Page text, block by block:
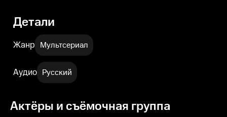
Детали
Жанр Мультсериал
Аудио Русский
Актёры и съёмочная группа